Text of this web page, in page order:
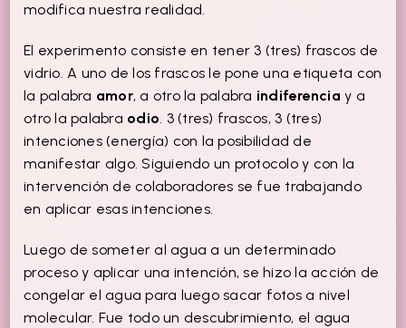
modifica nuestra realidad.
El experimento consiste en tener 3 (tres) frascos de
vidrio. A uno de los frascos le pone una etiqueta con
la palabra amor, a otro la palabra indiferenciay a
otro la palabra odio. 3 (tres) frascos, 3 (tres)
intenciones (energía) con la posibilidad de
manifestar algo. Siguiendo un protocolo y con la
intervención de colaboradores se fue trabajando
en aplicar esas intenciones.
Luego de someter al agua a un determinado
proceso y aplicar una intención, se hizo la acción de
congelar el agua para luego sacar fotos a nivel
molecular. Fue todo un descubrimiento, el agua